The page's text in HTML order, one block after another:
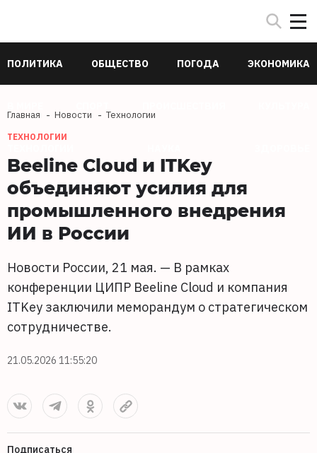
ПОЛИТИКА ОБЩЕСТВО ПОГОДА ЭКОНОМИКА
Главная Новости Технологии
ТЕХНОЛОГИИ
Beeline Cloud и ITKey
объединяют усилия для
промышленного внедрения
ИИ в России
Новости России, 21 мая. — В рамках
конференции ЦИПР Beeline Cloud и компания
ITKey заключили меморандум о стратегическом
сотрудничестве.
21.05.2026 11:55:20
Подписаться